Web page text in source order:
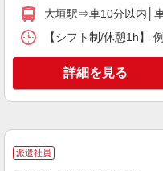
時給
通費全支給
大垣市
キープ
派遣社員
株式会社kotrio /●NG-H-1812140
大垣駅⇒車10分以内│
【シフト制/休憩1h】
詳細を見る
派遣社員